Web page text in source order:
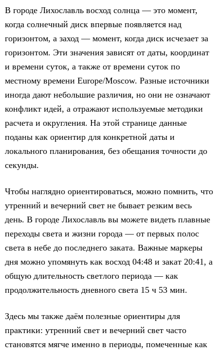
В городе Лихославль восход солнца — это момент,
когда солнечный диск впервые появляется над
горизонтом, а заход — момент, когда диск исчезает за
горизонтом. Эти значения зависят от даты, координат
и времени суток, а также от времени суток по
местному времени Europe/Moscow. Разные источники
иногда дают небольшие различия, но они не означают
конфликт идей, а отражают используемые методики
расчета и округления. На этой странице данные
поданы как ориентир для конкретной даты и
локального планирования, без обещания точности до
секунды.
Чтобы наглядно ориентироваться, можно помнить, что
утренний и вечерний свет не бывает резким весь
день. В городе Лихославль вы можете видеть плавные
переходы света и жизни города — от первых полос
света в небе до последнего заката. Важные маркеры
дня можно упомянуть как восход 04:48 и закат 20:41, а
общую длительность светлого периода — как
продолжительность дневного света 15 ч 53 мин.
Здесь мы также даём полезные ориентиры для
практики: утренний свет и вечерний свет часто
становятся мягче именно в периоды, помеченные как